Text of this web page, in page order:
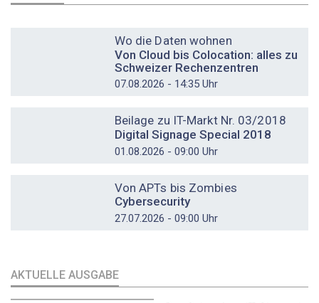
Wo die Daten wohnen
Von Cloud bis Colocation: alles zu
Schweizer Rechenzentren
07.08.2026 - 14:35 Uhr
Beilage zu IT-Markt Nr. 03/2018
Digital Signage Special 2018
01.08.2026 - 09:00 Uhr
Von APTs bis Zombies
Cybersecurity
27.07.2026 - 09:00 Uhr
AKTUELLE AUSGABE